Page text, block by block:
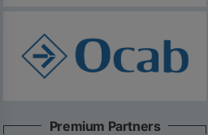
Premium Partners